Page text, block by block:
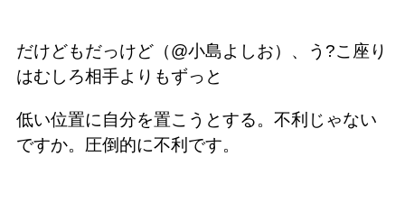
だけどもだっけど（@小島よしお）、う?こ座り
はむしろ相手よりもずっと
低い位置に自分を置こうとする。不利じゃない
ですか。圧倒的に不利です。